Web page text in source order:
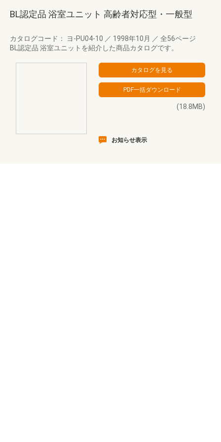
BL認定品 浴室ユニット 高齢者対応型・一般型
カタログコード： ヨ-PU04-10 ／ 1998年10月 ／ 全56ページ
BL認定品 浴室ユニットを紹介した商品カタログです。
(18.8MB)
お知らせ表示